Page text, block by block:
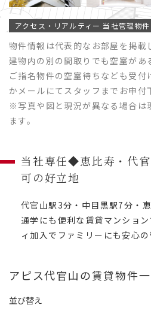
アクセス・リアルティー 当社管理物件
物件情報は代表的なお部屋を掲載
建物内の別の間取りでも空室があ
ご指名物件の空室待ちなども受付
かメールにてスタッフまでお申付
※写真や図と現況が異なる場合は
ます。
当社専任◆恵比寿・代
可の好立地
代官山駅3分・中目黒駅7分・
通学にも便利な賃貸マンショ
ィ加入でファミリーにも安心の
アピス代官山の賃貸物件
並び替え